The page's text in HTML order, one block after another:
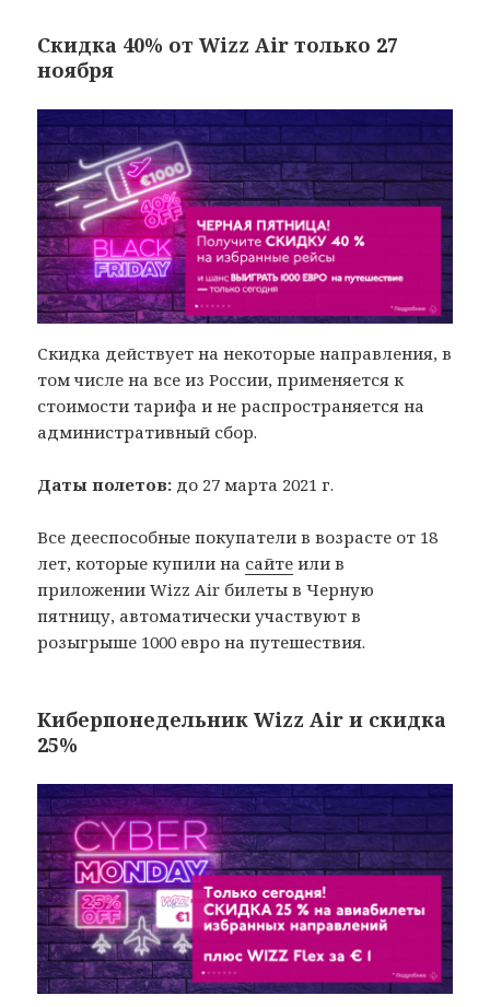
Скидка 40% от Wizz Air только 27
ноября
Скидка действует на некоторые направления, в
том числе на все из России, применяется к
стоимости тарифа и не распространяется на
административный сбор.
Даты полетов: до 27 марта 2021 г.
Все дееспособные покупатели в возрасте от 18
лет, которые купили на сайте или в
приложении Wizz Air билеты в Черную
пятницу, автоматически участвуют в
розыгрыше 1000 евро на путешествия.
Киберпонедельник Wizz Air и скидка
25%